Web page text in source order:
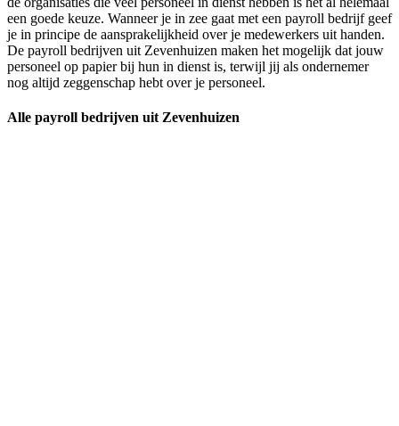
een goede keuze. Wanneer je in zee gaat met een payroll bedrijf geef
je in principe de aansprakelijkheid over je medewerkers uit handen.
De payroll bedrijven uit Zevenhuizen maken het mogelijk dat jouw
personeel op papier bij hun in dienst is, terwijl jij als ondernemer
nog altijd zeggenschap hebt over je personeel.
Alle payroll bedrijven uit Zevenhuizen